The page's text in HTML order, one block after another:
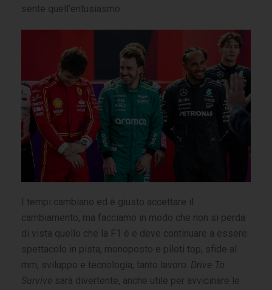
sente quell’entusiasmo.
I tempi cambiano ed è giusto accettare il
cambiamento, ma facciamo in modo che non si perda
di vista quello che la F1 è e deve continuare a essere:
spettacolo in pista, monoposto e piloti top, sfide al
mm, sviluppo e tecnologia, tanto lavoro. Drive To
Survive sarà divertente, anche utile per avvicinare le